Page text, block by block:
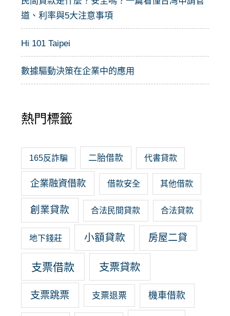
道、利率與5大注意事項
Hi 101 Taipei
數據驅動決策在企業中的應用
熱門標籤
165反詐騙 二胎借款 代書貸款
企業融資借款 借款安全 其他借款
創業貸款 合法民間貸款 合法貸款
地下錢莊 小額貸款 房屋二貸
支票借款 支票貸款
支票跳票 支票退票 機車借款